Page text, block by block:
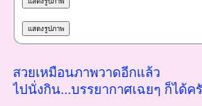
สวยเหมือนภาพวาดอีกแล้ว
ไปนั่งกิน...บรรยากาศเฉยๆ ก็ได้ค